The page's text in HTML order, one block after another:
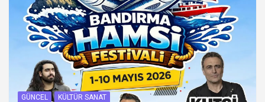
GÜNCEL KÜLTÜR SANAT